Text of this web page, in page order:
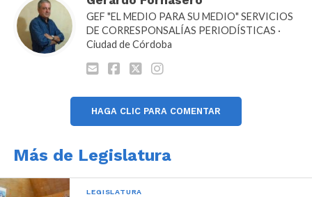
parlamentos locales con estas capacitaciones, “y eso
nos alienta a trabajar en pos de fortalecer las
capacidades técnicas de los concejales en toda la
provincia”.
GEF "EL MEDIO PARA SU MEDIO" SERVICIOS
DE CORRESPONSALÍAS PERIODÍSTICAS ·
Ciudad de Córdoba
HAGA CLIC PARA COMENTAR
Más de Legislatura
LEGISLATURA